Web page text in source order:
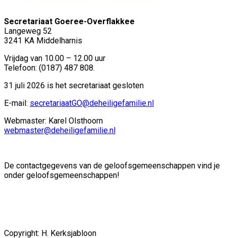
Secretariaat Goeree-Overflakkee
Langeweg 52
3241 KA Middelharnis
Vrijdag van 10.00 – 12.00 uur
Telefoon: (0187) 487 808.
31 juli 2026 is het secretariaat gesloten
E-mail: secretariaatGO@deheiligefamilie.nl
Webmaster: Karel Olsthoorn
webmaster@deheiligefamilie.nl
De contactgegevens van de geloofsgemeenschappen vind je
onder geloofsgemeenschappen!
Copyright: H. Kerksjabloon